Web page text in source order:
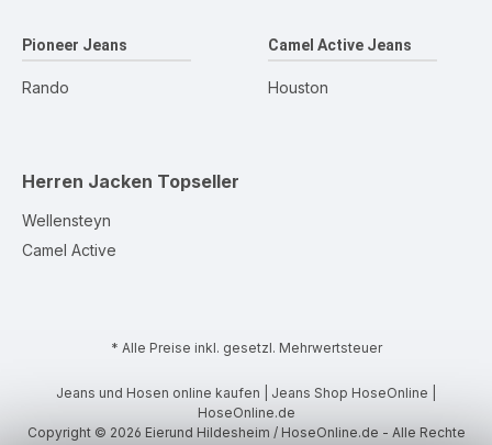
Pioneer Jeans
Rando
Camel Active Jeans
Houston
Herren Jacken Topseller
Wellensteyn
Camel Active
* Alle Preise inkl. gesetzl. Mehrwertsteuer
Jeans und Hosen online kaufen | Jeans Shop HoseOnline |
HoseOnline.de
Copyright © 2026 Eierund Hildesheim / HoseOnline.de - Alle Rechte